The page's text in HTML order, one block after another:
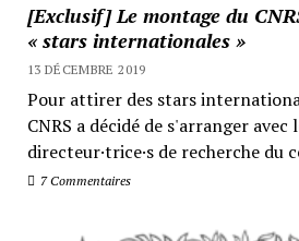
[Exclusif] Le montage du
« stars internationales »
13 DÉCEMBRE 2019
Pour attirer des stars
CNRS a décidé de s'arranger
directeur·trice·s de recherche du
7 Commentaires